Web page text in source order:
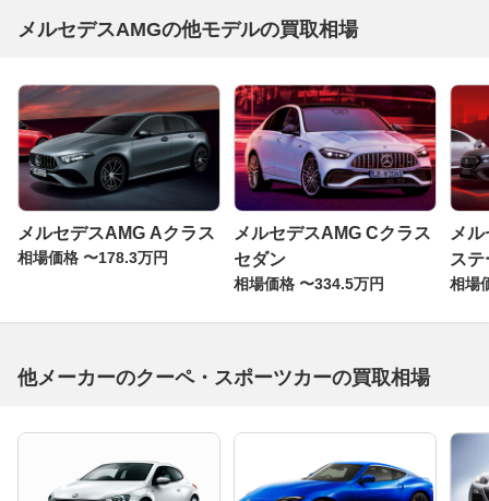
メルセデスAMGの他モデルの買取相場
メルセデスAMG Aクラス
相場価格 〜178.3万円
メルセデスAMG Cクラス
セダン
相場価格 〜334.5万円
メ
ス
相場
他メーカーのクーペ・スポーツカーの買取相場